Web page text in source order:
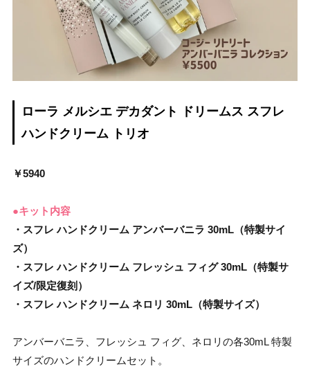
ローラ メルシエ デカダント ドリームス スフレ
ハンドクリーム トリオ
￥5940
●キット内容
・スフレ ハンドクリーム アンバーバニラ 30mL（特製サイ
ズ）
・スフレ ハンドクリーム フレッシュ フィグ 30mL（特製サ
イズ/限定復刻）
・スフレ ハンドクリーム ネロリ 30mL（特製サイズ）
アンバーバニラ、フレッシュ フィグ、ネロリの各30mL 特製
サイズのハンドクリームセット。